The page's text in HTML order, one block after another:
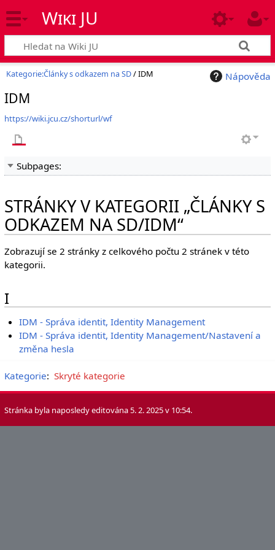
Wiki JU
Nápověda
Kategorie:Články s odkazem na SD/ IDM
IDM
https://wiki.jcu.cz/shorturl/wf
Subpages:
STRÁNKY V KATEGORII „ČLÁNKY S
ODKAZEM NA SD/IDM“
Zobrazují se 2 stránky z celkového počtu 2 stránek v této
kategorii.
I
IDM - Správa identit, Identity Management
IDM - Správa identit, Identity Management/Nastavení a
změna hesla
Kategorie: Skryté kategorie
Stránka byla naposledy editována 5. 2. 2025 v 10:54.